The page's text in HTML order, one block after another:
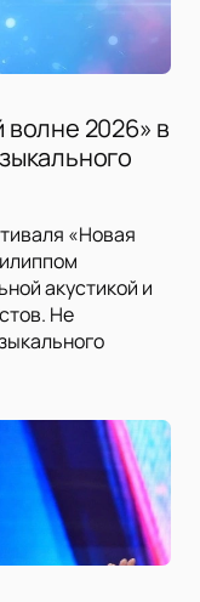
2026» в
«Новая
акустикой и
Не